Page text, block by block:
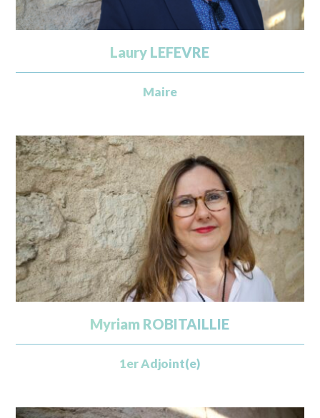
Laury LEFEVRE
Maire
Myriam ROBITAILLIE
1er Adjoint(e)